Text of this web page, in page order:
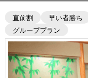
直前割 早い者勝ち
グループプラン